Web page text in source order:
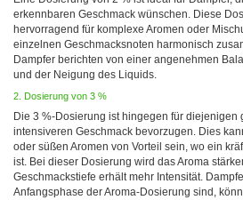
erkennbaren Geschmack wünschen. Diese
hervorragend für komplexe Aromen oder
einzelnen Geschmacksnoten harmonisch
Dampfer berichten von einer angenehmen
und der Neigung des Liquids.
2. Dosierung von 3 %
Die 3 %-Dosierung ist hingegen für diejenigen
intensiveren Geschmack bevorzugen. Dies
oder süßen Aromen von Vorteil sein, wo ein
ist. Bei dieser Dosierung wird das Aroma
Geschmackstiefe erhält mehr Intensität.
Anfangsphase der Aroma-Dosierung sind,